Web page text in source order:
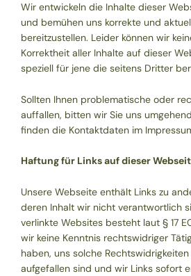
Wir entwickeln die Inhalte dieser
und bemühen uns korrekte und
bereitzustellen. Leider können wir
Korrektheit aller Inhalte auf dieser
speziell für jene die seitens Dritter
Sollten Ihnen problematische oder
auffallen, bitten wir Sie uns
finden die Kontaktdaten im
Haftung für Links auf dieser
Unsere Webseite enthält Links zu
deren Inhalt wir nicht verantwortlich
verlinkte Websites besteht laut § 17
wir keine Kenntnis rechtswidriger
haben, uns solche
aufgefallen sind und wir Links sofort